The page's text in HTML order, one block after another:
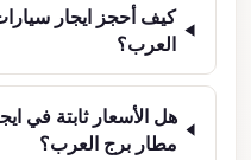
كيف أحجز ايجار
العرب؟
هل الأسعار ثابتة في
مطار برج العرب؟